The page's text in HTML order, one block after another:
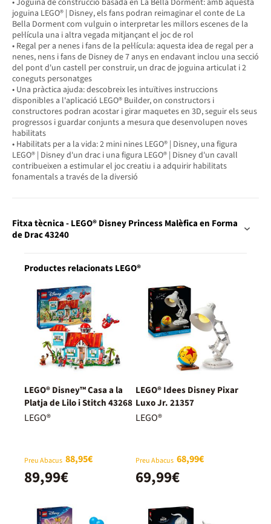
joguina LEGO® | Disney, els fans podran reimaginar el conte de La
Bella Dorment com vulguin o interpretar les millors escenes de la
pel·lícula una i altra vegada mitjançant el joc de rol
• Regal per a nenes i fans de la pel·lícula: aquesta idea de regal per a
nenes, nens i fans de Disney de 7 anys en endavant inclou una secció
del pont d'un castell per construir, un drac de joguina articulat i 2
coneguts personatges
• Una pràctica ajuda: descobreix les intuïtives instruccions
disponibles a l'aplicació LEGO® Builder, on constructors i
constructores podran acostar i girar maquetes en 3D, seguir els seus
progressos i guardar conjunts a mesura que desenvolupen noves
habilitats
• Habilitats per a la vida: 2 mini nines LEGO® | Disney, una figura
LEGO® | Disney d'un drac i una figura LEGO® | Disney d'un cavall
contribueixen a estimular el joc creatiu i a adquirir habilitats
fonamentals a través de la diversió
Fitxa tècnica - LEGO® Disney Princess Malèfica en Forma
de Drac 43240
Productes relacionats LEGO®
LEGO® Disney™ Casa a la
Platja de Lilo i Stitch 43268
LEGO®
Preu Abacus 88,95€
89,99€
LEGO® Idees Disney Pixar
Luxo Jr. 21357
LEGO®
Preu Abacus 68,99€
69,99€